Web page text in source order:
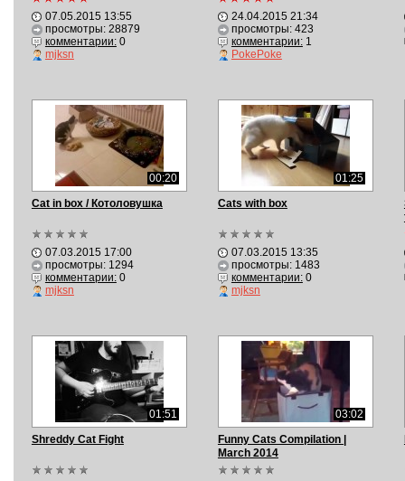
07.05.2015 13:55
просмотры: 28879
комментарии:0
mjksn
24.04.2015 21:34
просмотры: 423
комментарии:1
PokePoke
00:20
Cat in box / Котоловушка
07.03.2015 17:00
просмотры: 1294
комментарии:0
mjksn
01:25
Cats with box
07.03.2015 13:35
просмотры: 1483
комментарии:0
mjksn
01:51
Shreddy Cat Fight
03:02
Funny Cats Compilation |
March 2014